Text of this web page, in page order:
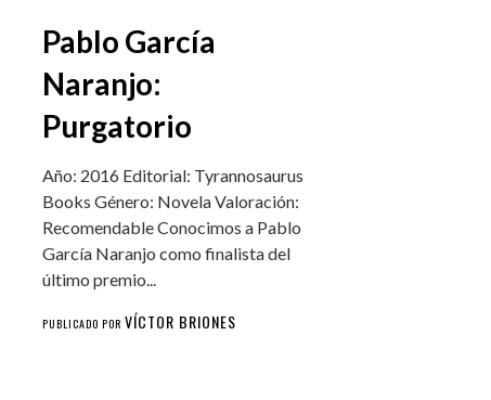
Pablo García
Naranjo:
Purgatorio
Año: 2016 Editorial: Tyrannosaurus
Books Género: Novela Valoración:
Recomendable Conocimos a Pablo
García Naranjo como finalista del
último premio...
PUBLICADO PORVÍCTOR BRIONES